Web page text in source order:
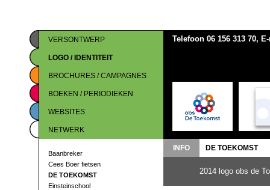
VERSONTWERP
LOGO / IDENTITEIT
BROCHURES / CAMPAGNES
BOEKEN / PERIODIEKEN
WEBSITES
NETWERK
Baanbreker
Cees Boer fietsen
DE TOEKOMST
Einsteinschool
Telefoon 06 156 313 70,
INFO DE TOEKOMST
2014 logo obs de